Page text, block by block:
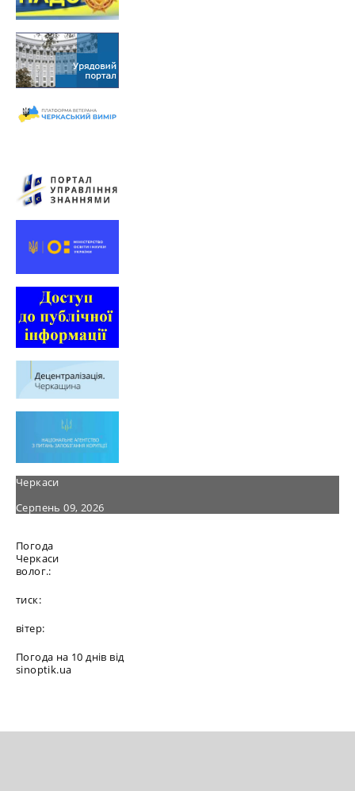
Черкаси
Серпень 09, 2026
Погода
Черкаси
волог.:
тиск:
вітер:
Погода на 10 днів від
sinoptik.ua